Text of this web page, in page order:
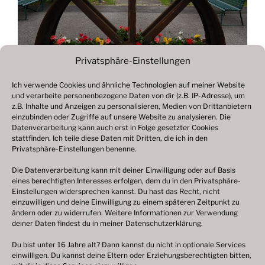
Privatsphäre-Einstellungen
Ich verwende Cookies und ähnliche Technologien auf meiner Website
und verarbeite personenbezogene Daten von dir (z.B. IP-Adresse), um
z.B. Inhalte und Anzeigen zu personalisieren, Medien von Drittanbietern
einzubinden oder Zugriffe auf unsere Website zu analysieren. Die
Datenverarbeitung kann auch erst in Folge gesetzter Cookies
stattfinden. Ich teile diese Daten mit Dritten, die ich in den
Privatsphäre-Einstellungen benenne.
Die Datenverarbeitung kann mit deiner Einwilligung oder auf Basis
eines berechtigten Interesses erfolgen, dem du in den Privatsphäre-
Einstellungen widersprechen kannst. Du hast das Recht, nicht
einzuwilligen und deine Einwilligung zu einem späteren Zeitpunkt zu
ändern oder zu widerrufen. Weitere Informationen zur Verwendung
deiner Daten findest du in meiner Datenschutzerklärung.
Du bist unter 16 Jahre alt? Dann kannst du nicht in optionale Services
einwilligen. Du kannst deine Eltern oder Erziehungsberechtigten bitten,
Beitragsnavigation
Vorheriger
Beitrag
Fotogalerie 2022
© 2003 – 2025 nilsbenthien.de,Datenschutzerklärung
|Cookie-Richtlinie EU|Impressum